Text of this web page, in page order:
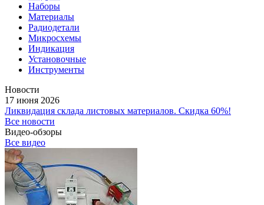
Наборы
Материалы
Радиодетали
Микросхемы
Индикация
Установочные
Инструменты
Новости
17 июня 2026
Ликвидация склада листовых материалов. Скидка 60%!
Все новости
Видео-обзоры
Все видео